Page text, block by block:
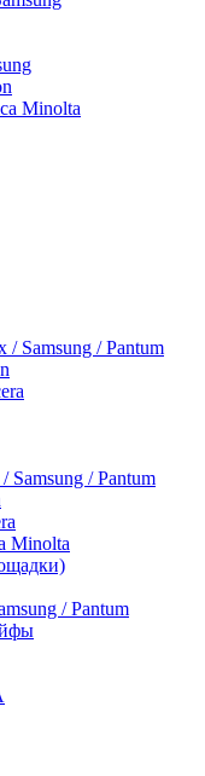
Minolta
Samsung / Pantum
Samsung / Pantum
Minolta
/ Pantum